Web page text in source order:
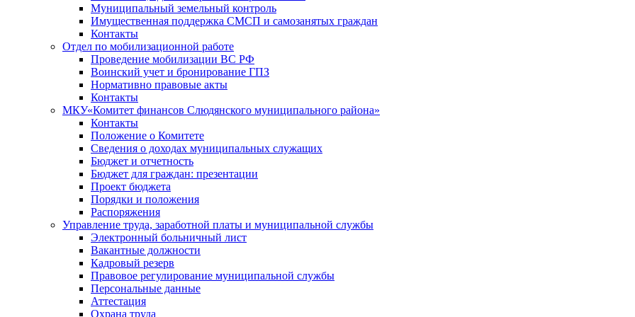
Муниципальный земельный контроль
Имущественная поддержка СМСП и самозанятых граждан
Контакты
Отдел по мобилизационной работе
Проведение мобилизации ВС РФ
Воинский учет и бронирование ГПЗ
Нормативно правовые акты
Контакты
МКУ«Комитет финансов Слюдянского муниципального района»
Контакты
Положение о Комитете
Сведения о доходах муниципальных служащих
Бюджет и отчетность
Бюджет для граждан: презентации
Проект бюджета
Порядки и положения
Распоряжения
Управление труда, заработной платы и муниципальной службы
Электронный больничный лист
Вакантные должности
Кадровый резерв
Правовое регулирование муниципальной службы
Персональные данные
Аттестация
Охрана труда